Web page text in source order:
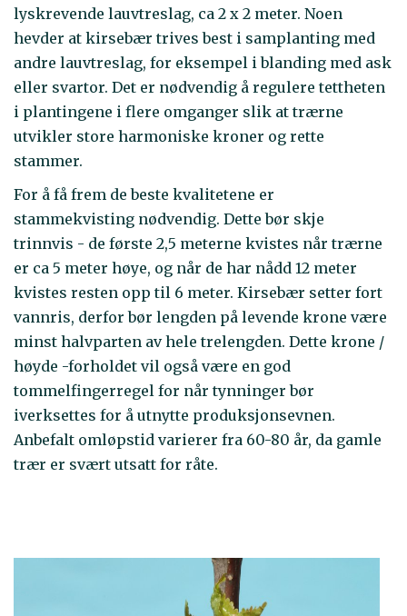
lyskrevende lauvtreslag, ca 2 x 2 meter. Noen
hevder at kirsebær trives best i samplanting med
andre lauvtreslag, for eksempel i blanding med ask
eller svartor. Det er nødvendig å regulere tettheten
i plantingene i flere omganger slik at trærne
utvikler store harmoniske kroner og rette
stammer.
For å få frem de beste kvalitetene er
stammekvisting nødvendig. Dette bør skje
trinnvis - de første 2,5 meterne kvistes når trærne
er ca 5 meter høye, og når de har nådd 12 meter
kvistes resten opp til 6 meter. Kirsebær setter fort
vannris, derfor bør lengden på levende krone være
minst halvparten av hele trelengden. Dette krone /
høyde -forholdet vil også være en god
tommelfingerregel for når tynninger bør
iverksettes for å utnytte produksjonsevnen.
Anbefalt omløpstid varierer fra 60-80 år, da gamle
trær er svært utsatt for råte.